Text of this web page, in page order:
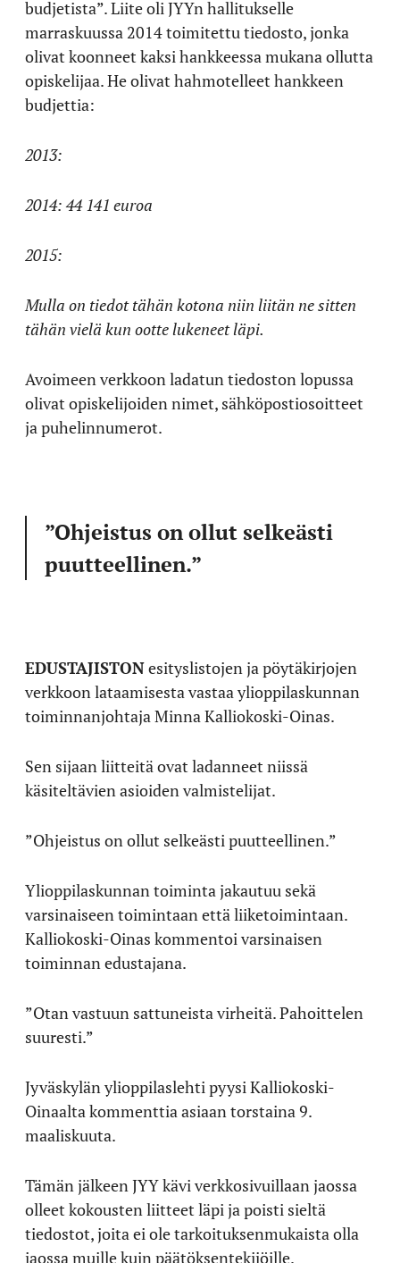
budjetista”. Liite oli JYYn hallitukselle
marraskuussa 2014 toimitettu tiedosto, jonka
olivat koonneet kaksi hankkeessa mukana ollutta
opiskelijaa. He olivat hahmotelleet hankkeen
budjettia:
2013:
2014: 44 141 euroa
2015:
Mulla on tiedot tähän kotona niin liitän ne sitten
tähän vielä kun ootte lukeneet läpi.
Avoimeen verkkoon ladatun tiedoston lopussa
olivat opiskelijoiden nimet, sähköpostiosoitteet
ja puhelinnumerot.
”Ohjeistus on ollut selkeästi
puutteellinen.”
EDUSTAJISTONesityslistojen ja pöytäkirjojen
verkkoon lataamisesta vastaa ylioppilaskunnan
toiminnanjohtaja Minna Kalliokoski-Oinas.
Sen sijaan liitteitä ovat ladanneet niissä
käsiteltävien asioiden valmistelijat.
”Ohjeistus on ollut selkeästi puutteellinen.”
Ylioppilaskunnan toiminta jakautuu sekä
varsinaiseen toimintaan että liiketoimintaan.
Kalliokoski-Oinas kommentoi varsinaisen
toiminnan edustajana.
”Otan vastuun sattuneista virheitä. Pahoittelen
suuresti.”
Jyväskylän ylioppilaslehti pyysi Kalliokoski-
Oinaalta kommenttia asiaan torstaina 9.
maaliskuuta.
Tämän jälkeen JYY kävi verkkosivuillaan jaossa
olleet kokousten liitteet läpi ja poisti sieltä
tiedostot, joita ei ole tarkoituksenmukaista olla
jaossa muille kuin päätöksentekijöille.